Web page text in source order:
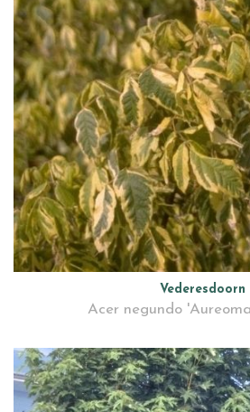
Vederesdoorn
Acer negundo